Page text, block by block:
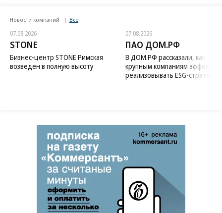
Новости компаний Все
07.08.2026
STONE
Бизнес-центр STONE Римская
возведен в полную высоту
07.08.2026
ПАО ДОМ.РФ
В ДОМ.РФ рассказали, как
крупным компаниям
реализовывать ESG-стратегию